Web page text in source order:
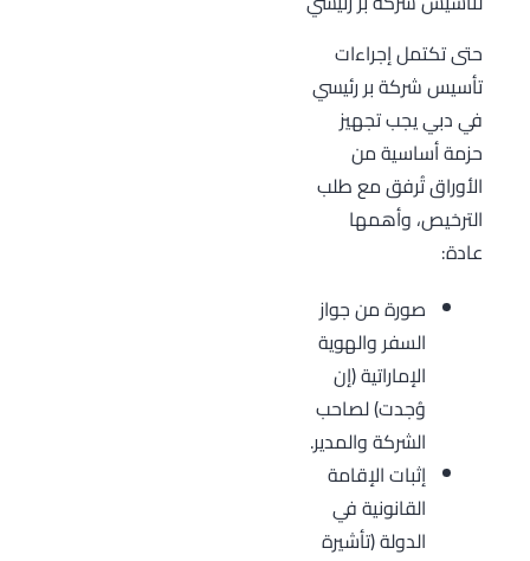
حتى تكتمل إجراءات
تأسيس شركة بر رئيسي
في دبي يجب تجهيز
حزمة أساسية من
الأوراق تُرفق مع طلب
الترخيص، وأهمها
عادة:
صورة من جواز
السفر والهوية
الإماراتية (إن
وُجدت) لصاحب
الشركة والمدير.
إثبات الإقامة
القانونية في
الدولة (تأشيرة